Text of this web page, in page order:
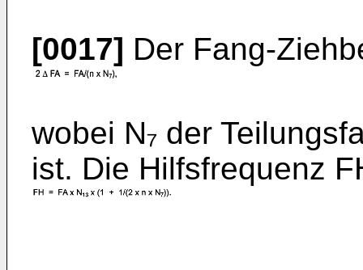
[0017] Der Fang-
wobei N₇ der
ist. Die Hilfsfrequenz